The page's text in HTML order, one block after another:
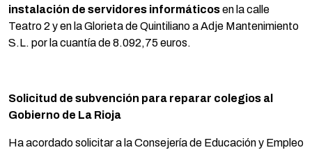
instalación de servidores informáticosen la calle
Teatro 2 y en la Glorieta de Quintiliano a Adje Mantenimiento
S.L. por la cuantía de 8.092,75 euros.
Solicitud de subvención para reparar colegios al
Gobierno de La Rioja
Ha acordado solicitar a la Consejería de Educación y Empleo